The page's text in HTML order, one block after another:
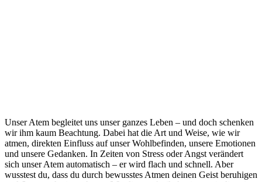
Unser Atem begleitet uns unser ganzes Leben – und doch schenken
wir ihm kaum Beachtung. Dabei hat die Art und Weise, wie wir
atmen, direkten Einfluss auf unser Wohlbefinden, unsere Emotionen
und unsere Gedanken. In Zeiten von Stress oder Angst verändert
sich unser Atem automatisch – er wird flach und schnell. Aber
wusstest du, dass du durch bewusstes Atmen deinen Geist beruhigen